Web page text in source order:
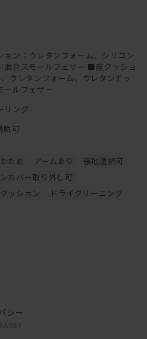
ン：ウレタンフォーム、シリコン
混合スモールフェザー ■座クッショ
ウレタンフォーム、ウレタンチッ
ールフェザー
リング
脱可
ため アームあり
張地選択可
カバー取り外し可
ッション
ドライクリーニング
シー